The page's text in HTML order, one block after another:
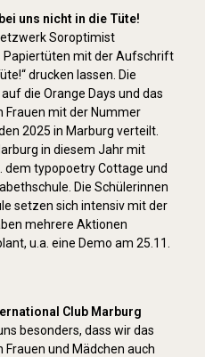
uns nicht in die Tüte!
Soroptimist
Papiertüten mit der Aufschrift
drucken lassen. Die
die Orange Days und das
Frauen mit der Nummer
2025 in Marburg verteilt.
in diesem Jahr mit
dem typopoetry Cottage und
Die Schülerinnen
setzen sich intensiv mit der
mehrere Aktionen
u.a. eine Demo am 25.11.
Club Marburg
besonders, dass wir das
und Mädchen auch